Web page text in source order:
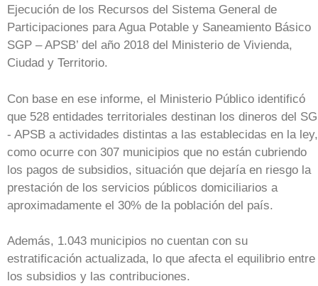
Ejecución de los Recursos del Sistema General de
Participaciones para Agua Potable y Saneamiento Básico
SGP – APSB’ del año 2018 del Ministerio de Vivienda,
Ciudad y Territorio.
Con base en ese informe, el Ministerio Público identificó
que 528 entidades territoriales destinan los dineros del
- APSB a actividades distintas a las establecidas en la ley,
como ocurre con 307 municipios que no están cubriendo
los pagos de subsidios, situación que dejaría en riesgo la
prestación de los servicios públicos domiciliarios a
aproximadamente el 30% de la población del país.
Además, 1.043 municipios no cuentan con su
estratificación actualizada, lo que afecta el equilibrio entre
los subsidios y las contribuciones.